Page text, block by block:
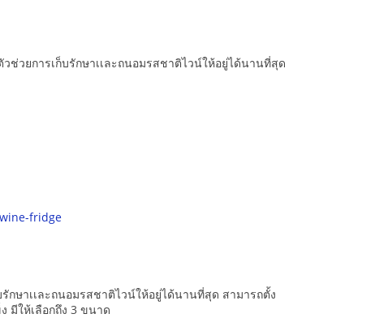
ช่วยการเก็บรักษาเเละถนอมรสชาติไวน์ให้อยู่ได้นานที่สุด
fridge
กษาเเละถนอมรสชาติไวน์ให้อยู่ได้นานที่สุด สามารถตั้ง
มีให้เลือกถึง 3 ขนาด